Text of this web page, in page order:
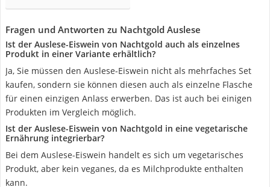
Fragen und Antworten zu Nachtgold Auslese
Ist der Auslese-Eiswein von Nachtgold auch als einzelnes
Produkt in einer Variante erhältlich?
Ja, Sie müssen den Auslese-Eiswein nicht als mehrfaches Set
kaufen, sondern sie können diesen auch als einzelne Flasche
für einen einzigen Anlass erwerben. Das ist auch bei einigen
Produkten im Vergleich möglich.
Ist der Auslese-Eiswein von Nachtgold in eine vegetarische
Ernährung integrierbar?
Bei dem Auslese-Eiswein handelt es sich um vegetarisches
Produkt, aber kein veganes, da es Milchprodukte enthalten
kann.